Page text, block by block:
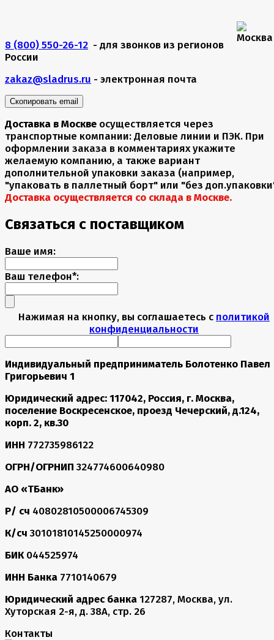
8 (800) 550-26-12 - для звонков из регионов
России
zakaz@sladrus.ru - электронная почта
Скопировать email
Доставка в Москве осуществляется через
транспортные компании: Деловые линии и ПЭК. При
оформлении заказа в комментариях укажите
желаемую компанию, а также вариант
дополнительной упаковки заказа (например,
"упаковать в паллетный борт" или "без
Доставка осуществляется со склада в Москве.
Связаться с поставщиком
Ваше имя:
Ваш телефон*:
Нажимая на кнопку, вы соглашаетесь с политикой
конфиденциальности
Индивидуальный предприниматель Болотенко Павел
Григорьевич 1
Юридический адрес: 117042, Россия, г. Москва,
поселение Воскресенское, проезд Чечерский, д.124,
корп. 2, кв.30
ИНН 772735986122
ОГРН/ОГРНИП 324774600640980
АО «ТБанк»
Р/ сч 40802810500006745309
К/сч 30101810145250000974
БИК 044525974
ИНН Банка 7710140679
Юридический адрес банка 127287, Москва, ул.
Хуторская 2-я, д. 38А, стр. 26
Контакты